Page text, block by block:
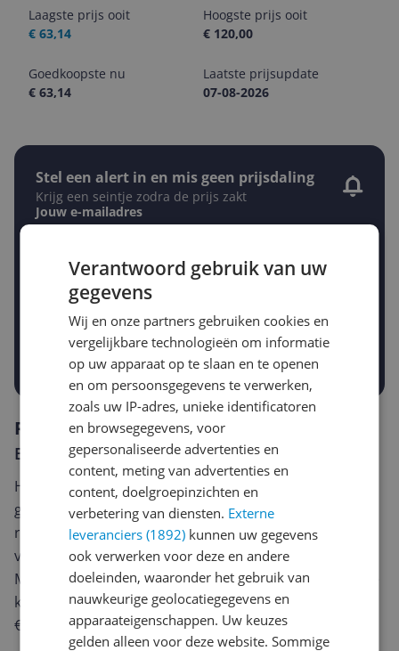
Laagste prijs ooit
€ 63,14
Hoogste prijs ooit
€ 120,00
Goedkoopste nu
€ 63,14
Laatste prijsupdate
07-08-2026
Stel een alert in en mis geen prijsdaling
Krijg een seintje zodra de prijs zakt
Jouw e-mailadres
Gewenste daling of bedrag
-5% -10% -15%
€
Prijsalert aanzetten
Reviews
Er zijn nog geen reviews geschreven
Heb jij dit product in bezit en wil je graag je mening
geven? Start dan hieronder met het schrijven van je
review. Afhankelijk van de details duurt het schrijven
van een review gemiddeld tussen de 3 en 10 minuten.
Met jouw mening help je andere bezoekers een betere
keuze te maken én maak je iedere maand kans op
€250,-!
Klik hier voor de actievoorwaarden.
Verantwoord gebruik van uw
gegevens
Wij en onze partners gebruiken cookies en
vergelijkbare technologieën om informatie
op uw apparaat op te slaan en te openen
en om persoonsgegevens te verwerken,
zoals uw IP-adres, unieke identificatoren
en browsegegevens, voor
gepersonaliseerde advertenties en
content, meting van advertenties en
content, doelgroepinzichten en
verbetering van diensten. Externe
leveranciers (1892) kunnen uw gegevens
ook verwerken voor deze en andere
doeleinden, waaronder het gebruik van
nauwkeurige geolocatiegegevens en
apparaateigenschappen. Uw keuzes
gelden alleen voor deze website. Sommige